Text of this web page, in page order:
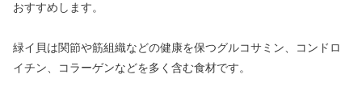
おすすめします。
緑イ貝は関節や筋組織などの健康を保つグルコサミン、コンドロ
イチン、コラーゲンなどを多く含む食材です。